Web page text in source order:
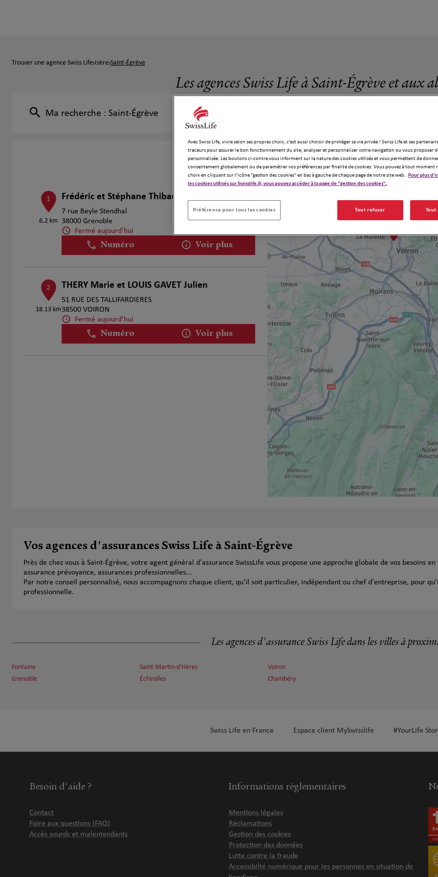
Trouver une agence Swiss Life Isère Saint-Égrève
Les agences Swiss Life à Saint-Égrève et aux
Ma recherche : Saint-Égrève
2 agences Swiss Life à Saint-Égrève
1
6.2 km
Frédéric et Stéphane Thibaudon
7 rue Beyle Stendhal
38000 Grenoble
Fermé aujourd'hui
Numéro Voir plus
2
18.13 km
THERY Marie et LOUIS GAVET Julien
51 RUE DES TALLIFARDIERES
38500 VOIRON
Fermé aujourd'hui
Numéro Voir plus
Vos agences d'assurances Swiss Life à Saint-Égrève
Près de chez vous à Saint-Égrève, votre agent général d'assurance SwissLife vous propose une approche globale de vos besoins
assurance prévoyance, assurances professionnelles...
Par notre conseil personnalisé, nous accompagnons chaque client, qu'il soit particulier, indépendant ou chef d'entreprise, pour
professionnelle.
Les agences d'assurance Swiss Life dans les villes à
Fontaine
Grenoble
Saint-Martin-d'Hères
Échirolles
Voiron
Chambéry
Swiss Life en France Espace client MySwisslife #YourLife
Besoin d'aide ?
Contact
Foire aux questions (FAQ)
Accès sourds et malentendants
Informations réglementaires
Mentions légales
Réclamations
Gestion des cookies
Protection des données
Lutte contre la fraude
Accessibilté numérique pour les personnes en situation de
Avec Swiss Life, vivre selon ses propres choix, c’est aussi choisir de protéger sa vie privée ! Swiss Life et ses
traceurs pour assurer le bon fonctionnement du site, analyser et personnaliser votre navigation ou vous proposer
personnalisée. Les boutons ci-contre vous informent sur la nature des cookies utilisés et vous permettent de
consentement globalement ou de paramétrer vos préférences par finalité de cookies. Vous pouvez à tout moment
choix en cliquant sur l’icône "gestion des cookies" en bas à gauche de chaque page de notre site web. Pour plus
les cookies utilisés sur Swisslife.fr, vous pouvez accéder à la page de "gestion des cookies".
Préférence pour tous les cookies Tout refuser